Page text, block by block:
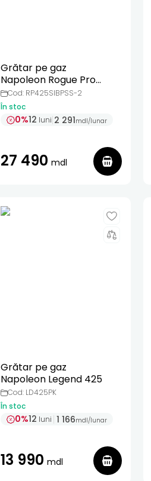
Grătar pe gaz
Napoleon Rogue Pro
425 inox, cu Sizzle zone
Infrared
Cod: RP425SIBPSS-2
În stoc
0%12 luni 2 291mdl/lunar
27 490 mdl
Grătar pe gaz
Napoleon Legend 425
Cod: LD425PK
În stoc
0%12 luni 1 166mdl/lunar
13 990 mdl